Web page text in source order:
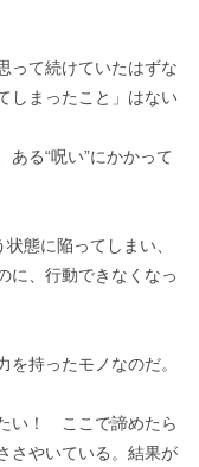
って続けていたはずな
しまったこと」はない
る“呪い”にかかって
態に陥ってしまい、
に、行動できなくなっ
持ったモノなのだ。
い！ ここで諦めたら
さやいている。結果が